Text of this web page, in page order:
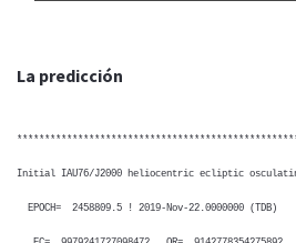
La predicción
Initial IAU76/J2000 heliocentric ecliptic
EPOCH= 2458809.5 ! 2019-Nov-